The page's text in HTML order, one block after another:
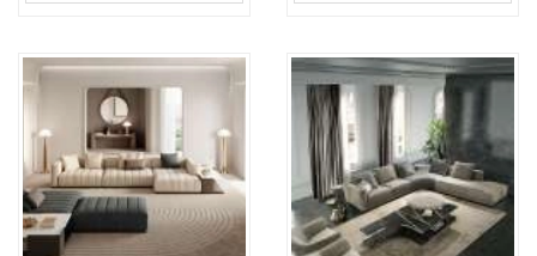
В КОРЗИНУ В КОРЗИНУ